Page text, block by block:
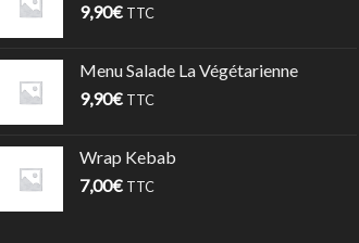
9,90€ TTC
Menu Salade La Végétarienne
9,90€ TTC
Wrap Kebab
7,00€ TTC